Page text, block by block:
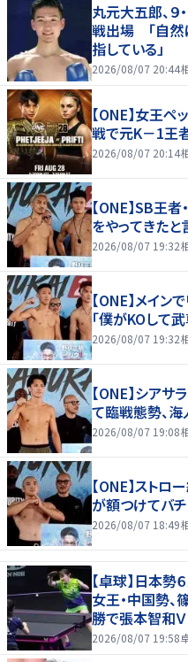
丸元大五郎、
戦出場 「自然
指している」
2026/08/07 20:44
【ONE】女王
戦で元K－1王
2026/08/07 20:14
【ONE】SB王
をやってきたと
2026/08/07 19:32
【ONE】メイン
「僕がKOして
2026/08/07 19:32
【ONE】シア
て臨戦態勢、海
2026/08/07 19:08
【ONE】スト
が額つけてバ
2026/08/07 18:49
【卓球】日本
女王・中国勢
勝で張本智和
2026/08/07 19:58